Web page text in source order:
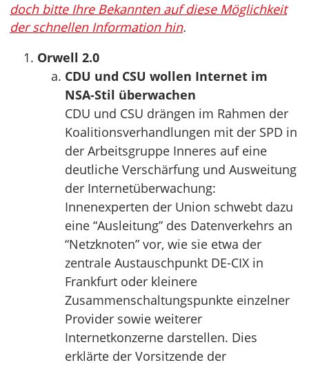
doch bitte Ihre Bekannten auf diese Möglichkeit
der schnellen Information hin.
Orwell 2.0
CDU und CSU wollen Internet im
NSA-Stil überwachen
CDU und CSU drängen im Rahmen der
Koalitionsverhandlungen mit der SPD in
der Arbeitsgruppe Inneres auf eine
deutliche Verschärfung und Ausweitung
der Internetüberwachung:
Innenexperten der Union schwebt dazu
eine “Ausleitung” des Datenverkehrs an
“Netzknoten” vor, wie sie etwa der
zentrale Austauschpunkt DE-CIX in
Frankfurt oder kleinere
Zusammenschaltungspunkte einzelner
Provider sowie weiterer
Internetkonzerne darstellen. Dies
erklärte der Vorsitzende der